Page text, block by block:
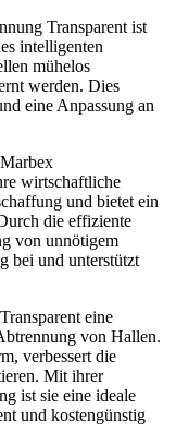
Transparent ist
intelligenten
mühelos
werden. Dies
eine Anpassung an
wirtschaftliche
und bietet ein
die effiziente
von unnötigem
bei und unterstützt
eine
von Hallen.
verbessert die
Mit ihrer
ist sie eine ideale
und kostengünstig